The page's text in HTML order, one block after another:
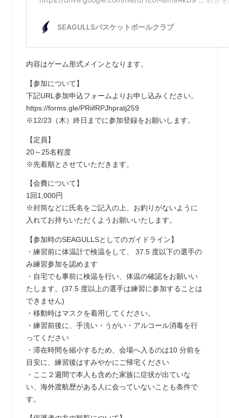
内容はゲーム形式メインとなります。
【参加について】
下記URL参加申込フォームよりお申し込みください。
https://forms.gle/PRiifRPJhpratj259
※12/23（木）終日までに参加登録をお願いします。
【定員】
20～25名程度
※先着順とさせていただきます。
【会費について】
1回1,000円
※封筒などに氏名をご記入の上、お釣りがないように
入れてお持ちいただくようお願いいたします。
【参加時のSEAGULLSとしてのガイドライン】
・練習前に体温計で検温をして、 37.5 度以下の選手の
み練習参加を認めます
・自宅でも事前に検温を行い、体温の確認をお願いい
たします。(37.5 度以上の選手は練習に参加することは
できません)
・移動時はマスクを着用してください。
・練習前後に、手洗い・うがい・アルコール消毒を行
ってください
・滞在時間を縮小するため、会場へ入るのは10 分前を
目安に、練習後はすみやかにご帰宅ください
・ここ２週間で本人も含めた家族に症状が出ていな
い、海外渡航歴がある人に会っていないことも条件で
す。